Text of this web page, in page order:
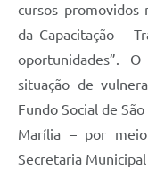
cursos promovidos
da Capacitação –
oportunidades”.
situação de
Fundo Social de
Marília – por
Secretaria